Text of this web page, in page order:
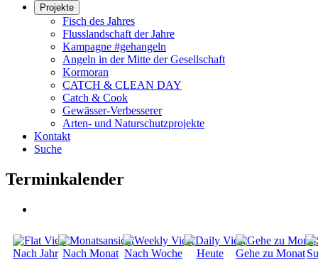
Projekte
Fisch des Jahres
Flusslandschaft der Jahre
Kampagne #gehangeln
Angeln in der Mitte der Gesellschaft
Kormoran
CATCH & CLEAN DAY
Catch & Cook
Gewässer-Verbesserer
Arten- und Naturschutzprojekte
Kontakt
Suche
Terminkalender
Nach Jahr Nach Monat Nach Woche Heute Gehe zu Monat